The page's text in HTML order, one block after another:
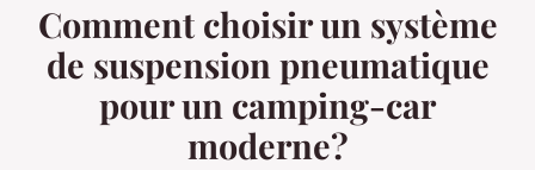
Comment choisir un système
de suspension pneumatique
pour un camping-car
moderne?